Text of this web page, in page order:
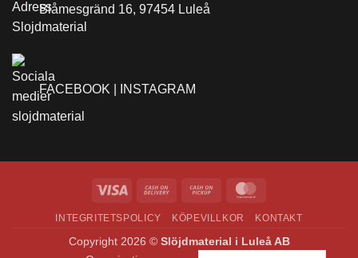
Blåmesgränd 16, 97454 Luleå
FACEBOOK | INSTAGRAM
Visa
Cash
Delivery
Cash
Pickup
INTEGRITETSPOLICY KÖPEVILLKOR KONTAKT
Copyright 2026 © Slöjdmaterial i Luleå AB